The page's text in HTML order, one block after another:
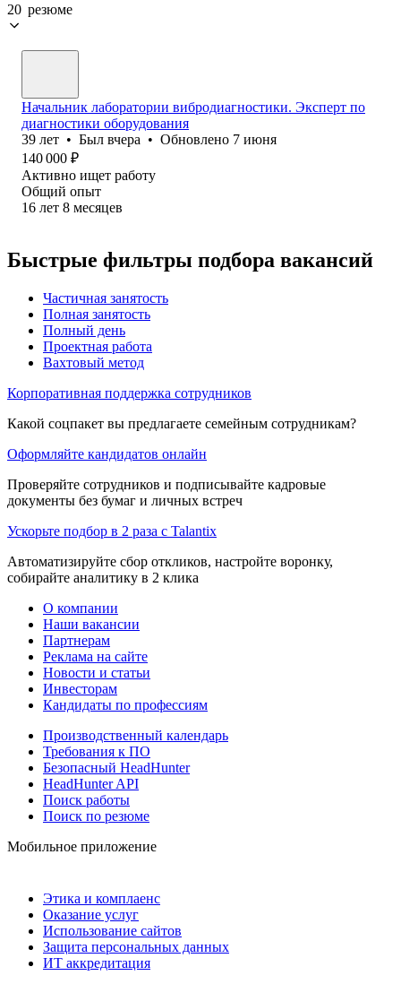
20 резюме
Начальник лаборатории вибродиагностики. Эксперт по
диагностики оборудования
39 лет • Был вчера • Обновлено 7 июня
140 000 ₽
Активно ищет работу
Общий опыт
16 лет 8 месяцев
Быстрые фильтры подбора вакансий
Частичная занятость
Полная занятость
Полный день
Проектная работа
Вахтовый метод
Корпоративная поддержка сотрудников
Какой соцпакет вы предлагаете семейным сотрудникам?
Оформляйте кандидатов онлайн
Проверяйте сотрудников и подписывайте кадровые
документы без бумаг и личных встреч
Ускорьте подбор в 2 раза с Talantix
Автоматизируйте сбор откликов, настройте воронку,
собирайте аналитику в 2 клика
О компании
Наши вакансии
Партнерам
Реклама на сайте
Новости и статьи
Инвесторам
Кандидаты по профессиям
Производственный календарь
Требования к ПО
Безопасный HeadHunter
HeadHunter API
Поиск работы
Поиск по резюме
Мобильное приложение
Этика и комплаенс
Оказание услуг
Использование сайтов
Защита персональных данных
ИТ аккредитация